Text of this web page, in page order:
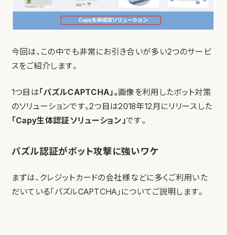
今回は、この中でも非常にお引き合いが多い2つのサービ
スをご紹介します。
1つ目は「パズルCAPTCHA」。画像を利用したボット対策
のソリューションです。2つ目は2018年12月にリリースした
「Capy生体認証ソリューション」です。
パズル認証がボット攻撃に強いワケ
まずは、クレジットカードの会社様などに多くご利用いた
だいている「パズルCAPTCHA」についてご説明します。